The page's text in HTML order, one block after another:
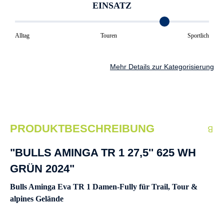
EINSATZ
Alltag Touren Sportlich
Mehr Details zur Kategorisierung
PRODUKTBESCHREIBUNG
"BULLS AMINGA TR 1 27,5'' 625 WH
GRÜN 2024"
Bulls Aminga Eva TR 1 Damen-Fully für Trail, Tour &
alpines Gelände